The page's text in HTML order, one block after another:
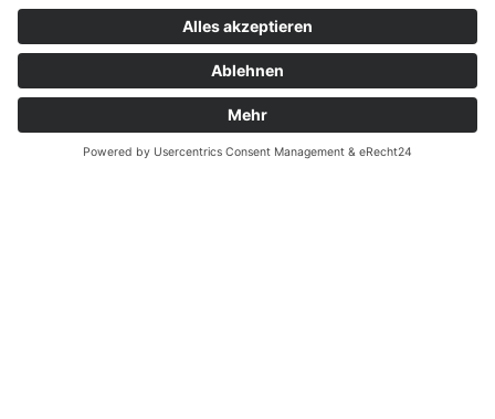
©2026 Zahnärzte Potsdam
Datenschutzerklärung